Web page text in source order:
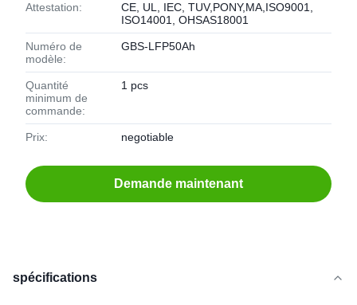
Attestation:
CE, UL, IEC, TUV,PONY,MA,ISO9001,
ISO14001, OHSAS18001
Numéro de
modèle:
GBS-LFP50Ah
Quantité
minimum de
commande:
1 pcs
Prix: negotiable
Demande maintenant
spécifications